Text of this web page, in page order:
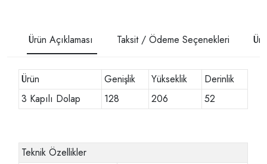
Ürün Açıklaması Taksit / Ödeme Seçenekleri
Ürün Genişlik Yükseklik
Derinlik
3 Kapılı Dolap
128 206 52
Teknik Özellikler